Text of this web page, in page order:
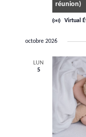
réunion)
Virtual
octobre 2026
LUN
5